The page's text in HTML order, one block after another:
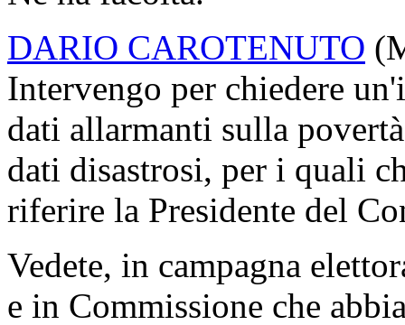
chiuderli. Faremo
verificate le condizioni del
un'interrogazione al
quest'Aula e il Paese siano
migranti vengono trattati
cambi definitivamente
gruppo Alleanza Verdi e